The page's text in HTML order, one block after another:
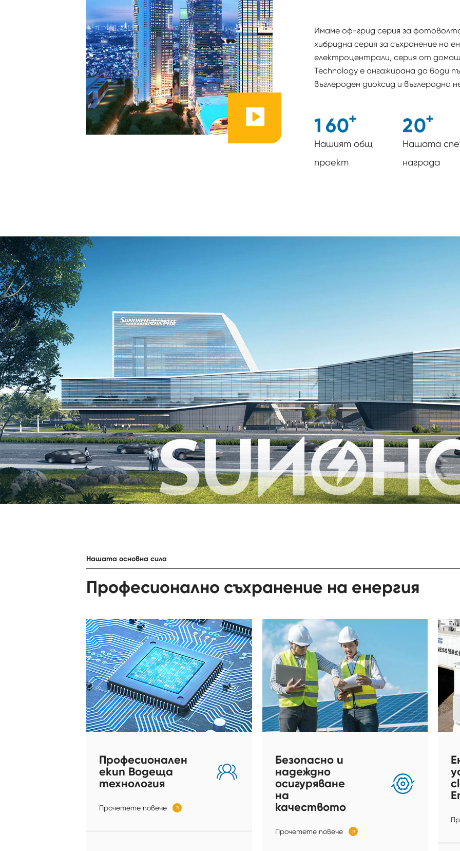
Имаме оф-грид серия за
хибридна серия за съхранение на
електроцентрали, серия от
Technology е ангажирана да води
въглероден диоксид и въглеродна
1 60+
Нашият общ
проект
20+
Нашата
награда
Нашата основна сила
Професионално съхранение на енергия
Професионален
екип Водеща
технология
Прочетете повече 𐃚
Безопасно и
надеждно
осигуряване
на
качеството
Прочетете повече 𐃚